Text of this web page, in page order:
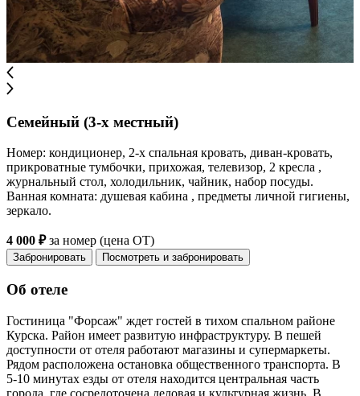
Семейный (3-х местный)
Номер: кондиционер, 2-х спальная кровать, диван-кровать,
прикроватные тумбочки, прихожая, телевизор, 2 кресла ,
журнальный стол, холодильник, чайник, набор посуды.
Ванная комната: душевая кабина , предметы личной гигиены,
зеркало.
4 000 ₽за номер (цена ОТ)
Забронировать Посмотреть и забронировать
Об отеле
Гостиница "Форсаж" ждет гостей в тихом спальном районе
Курска. Район имеет развитую инфраструктуру. В пешей
доступности от отеля работают магазины и супермаркеты.
Рядом расположена остановка общественного транспорта. В
5-10 минутах езды от отеля находится центральная часть
города, где сосредоточена деловая и культурная жизнь. В